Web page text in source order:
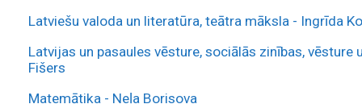
Latviešu valoda un literatūra, teātra māksla - Ingrīda
Latvijas un pasaules vēsture, sociālās zinības, vēsture
Fišers
Matemātika - Neļa Borisova